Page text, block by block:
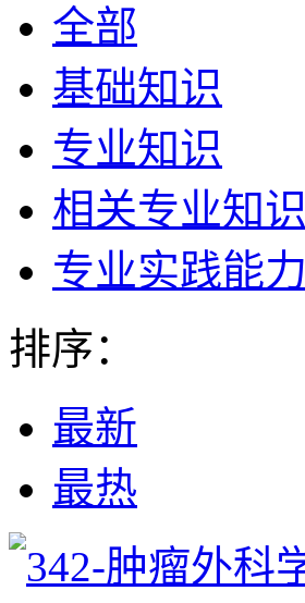
全部
基础知识
专业知识
相关专业知识
专业实践能力
排序：
最新
最热